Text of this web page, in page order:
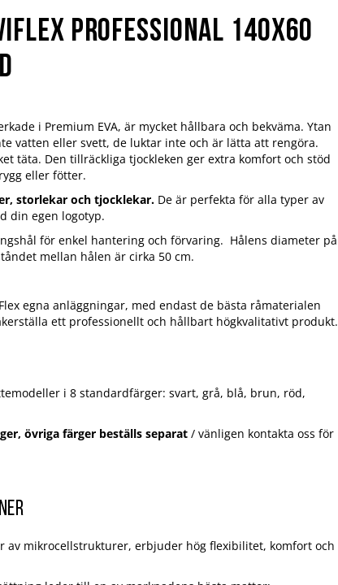
Professional 140x60
i Premium EVA, är mycket hållbara och bekväma. Ytan
vatten eller svett, de luktar inte och är lätta att rengöra.
täta. Den tillräckliga tjockleken ger extra komfort och stöd
eller fötter.
storlekar och tjocklekar. De är perfekta för alla typer av
din egen logotyp.
för enkel hantering och förvaring. Hålens diameter på
mellan hålen är cirka 50 cm.
egna anläggningar, med endast de bästa råmaterialen
ett professionellt och hållbart högkvalitativt produkt.
i 8 standardfärger: svart, grå, blå, brun, röd,
övriga färger beställs separat / vänligen kontakta oss för
av mikrocellstrukturer, erbjuder hög flexibilitet, komfort och